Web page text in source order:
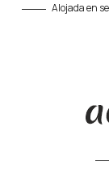
Alojada en